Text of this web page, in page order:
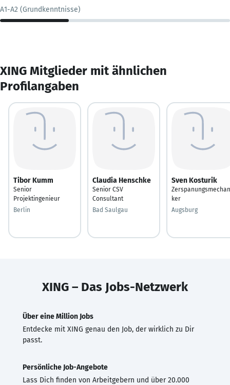
A1-A2 (Grundkenntnisse)
XING Mitglieder mit ähnlichen
Profilangaben
Tibor Kumm
Senior
Projektingenieur
Berlin
Claudia Henschke
Senior CSV
Consultant
Bad Saulgau
Sven Kosturik
ker
Augsburg
XING – Das Jobs-Netzwerk
Über eine Million Jobs
Entdecke mit XING genau den Job, der wirklich zu Dir
passt.
Persönliche Job-Angebote
Lass Dich finden von Arbeitgebern und über 20.000